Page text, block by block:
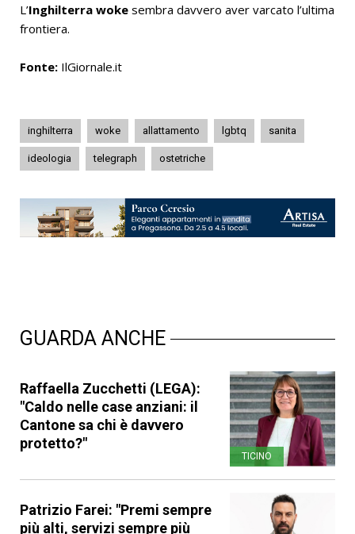
L’Inghilterra woke sembra davvero aver varcato l’ultima
frontiera.
Fonte: IlGiornale.it
inghilterra woke allattamento lgbtq sanita
ideologia telegraph ostetriche
GUARDA ANCHE
Raffaella Zucchetti (LEGA):
"Caldo nelle case anziani: il
Cantone sa chi è davvero
protetto?"
TICINO
Patrizio Farei: "Premi sempre
più alti, servizi sempre più